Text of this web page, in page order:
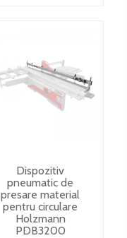
Dispozitiv
pneumatic de
presare material
pentru circulare
Holzmann
PDB3200